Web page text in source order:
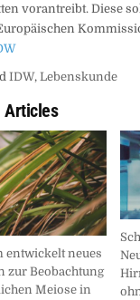
vorantreibt. Diese
IDW, Lebenskunde
Articles
entwickelt neues
zur Beobachtung
Meiose in